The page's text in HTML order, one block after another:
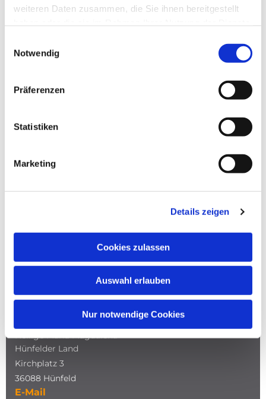
weiteren Daten zusammen, die Sie ihnen bereitgestellt
Notwendig
Präferenzen
Statistiken
Marketing
Details zeigen
Cookies zulassen
Auswahl erlauben
Nur notwendige Cookies
NAVIGATION
Heilige Maria Magdalena
Hünfelder Land
Kirchplatz 3
36088 Hünfeld
E-Mail